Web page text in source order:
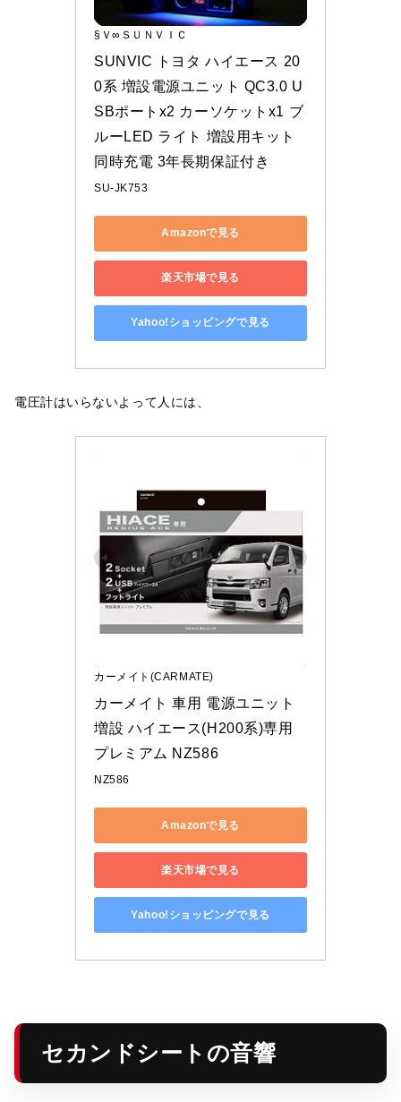
§Ｖ∞ＳＵＮＶＩＣ
SUNVIC トヨタ ハイエース 20
0系 増設電源ユニット QC3.0 U
SBポートx2 カーソケットx1 ブ
ルーLED ライト 増設用キット
同時充電 3年長期保証付き
SU-JK753
Amazonで見る
楽天市場で見る
Yahoo!ショッピングで見る
電圧計はいらないよって人には、
カーメイト(CARMATE)
カーメイト 車用 電源ユニット
増設 ハイエース(H200系)専用
プレミアム NZ586
NZ586
Amazonで見る
楽天市場で見る
Yahoo!ショッピングで見る
セカンドシートの音響